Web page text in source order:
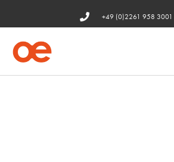
+49 (0)2261 958 3001